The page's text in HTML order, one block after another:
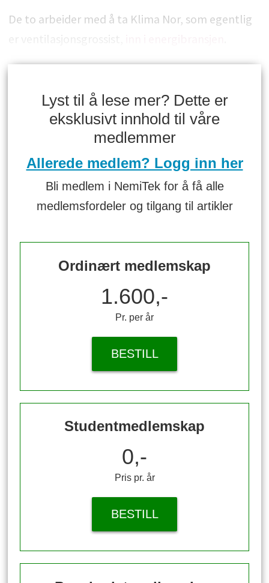
De to arbeider med å ta Klima Nor, som egentlig
er ventilasjonsgrossist,
Lyst til å lese mer? Dette er
eksklusivt innhold til våre
medlemmer
Allerede medlem? Logg inn her
Bli medlem i NemiTek for å få alle
medlemsfordeler og tilgang til artikler
Ordinært medlemskap
1.600,-
Pr. per år
BESTILL
Studentmedlemskap
0,-
Pris pr. år
BESTILL